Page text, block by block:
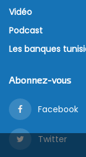
Vidéo
Podcast
Les banques
Abonnez-vous
Facebook
Twitter